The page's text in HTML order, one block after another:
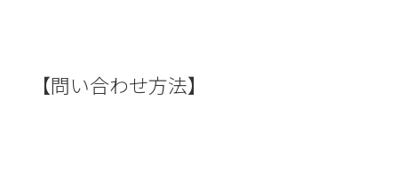
【問い合わせ方法】